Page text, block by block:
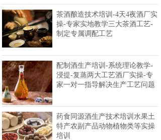
茶酒酿造技术培训-4天4夜酒厂实
操-专家实地教学三大茶酒工艺-
制定专属调配工艺
配制酒生产培训-系统理论教学-
浸提-复蒸两大工艺酒厂实操-专
家一对一指导解决生产工艺问题
药食同源酒生产技术培训水果土
特产农副产品动物植物类等实操
培训